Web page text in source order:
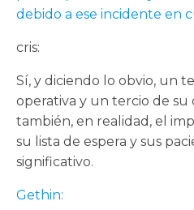
debido a ese incidente en
cris:
Sí, y diciendo lo obvio, un
operativa y un tercio de su
también, en realidad, el
su lista de espera y sus
significativo.
Gethin: